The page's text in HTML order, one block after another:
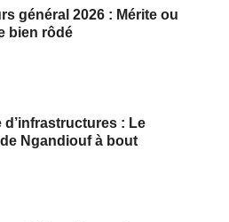
général 2026 : Mérite ou
bien rôdé
d’infrastructures : Le
Ngandiouf à bout